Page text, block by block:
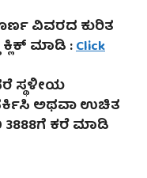
ವಿವರದ ಕುರಿತ
ಮಾಡಿ :Click
ಸ್ಥಳೀಯ
ಅಥವಾ ಉಚಿತ
ಕರೆ ಮಾಡಿ